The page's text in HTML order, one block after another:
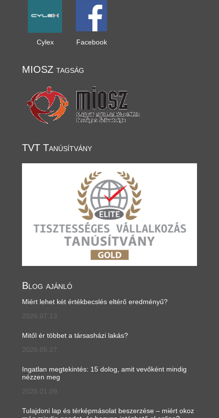
Cylex Facebook
MIOSZ tagság
TVT Tanúsítvány
Blog ajánló
Miért lehet két értékbecslés eltérő eredményű?
2026.07.13.
Mitől ér többet a társasházi lakás?
2026.05.27.
Ingatlan megtekintés: 15 dolog, amit vevőként mindig
nézzen meg
2026.01.09.
Tulajdoni lap és térképmásolat beszerzése – miért okoz